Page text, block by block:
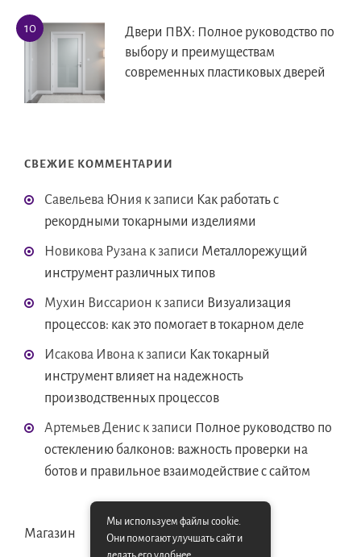
Двери ПВХ: Полное руководство по
выбору и преимуществам
современных пластиковых дверей
СВЕЖИЕ КОММЕНТАРИИ
Савельева Юния к записи Как работать с
рекордными токарными изделиями
Новикова Рузана к записи Металлорежущий
инструмент различных типов
Мухин Виссарион к записи Визуализация
процессов: как это помогает в токарном деле
Исакова Ивона к записи Как токарный
инструмент влияет на надежность
производственных процессов
Артемьев Денис к записи Полное руководство по
остеклению балконов: важность проверки на
ботов и правильное взаимодействие с сайтом
Магазин
Мы используем файлы cookie.
Они помогают улучшать сайт и